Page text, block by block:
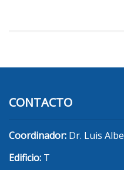
CONTACTO
Coordinador: Dr. Luis
Edificio: T